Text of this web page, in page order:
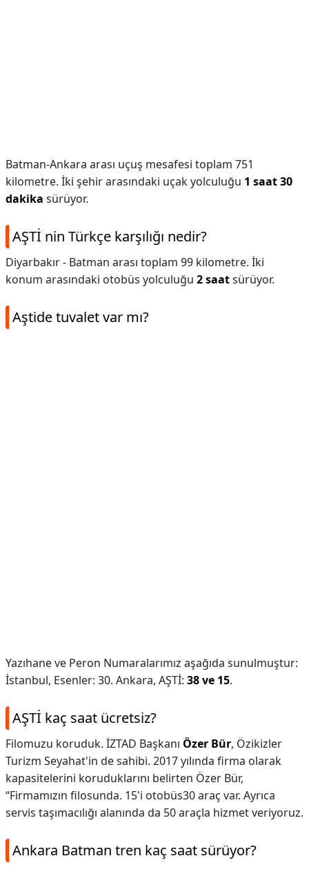
Batman-Ankara arası uçuş mesafesi toplam 751
kilometre. İki şehir arasındaki uçak yolculuğu 1 saat 30
dakika sürüyor.
AŞTİ nin Türkçe karşılığı nedir?
Diyarbakır - Batman arası toplam 99 kilometre. İki
konum arasındaki otobüs yolculuğu 2 saatsürüyor.
Aştide tuvalet var mı?
Yazıhane ve Peron Numaralarımız aşağıda sunulmuştur:
İstanbul, Esenler: 30. Ankara, AŞTİ: 38 ve 15.
AŞTİ kaç saat ücretsiz?
Filomuzu koruduk. İZTAD Başkanı Özer Bür, Özikizler
Turizm Seyahat'in de sahibi. 2017 yılında firma olarak
kapasitelerini koruduklarını belirten Özer Bür,
“Firmamızın filosunda. 15'i otobüs30 araç var. Ayrıca
servis taşımacılığı alanında da 50 araçla hizmet veriyoruz.
Ankara Batman tren kaç saat sürüyor?